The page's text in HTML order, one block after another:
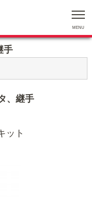
MENU
手
、継手
ット